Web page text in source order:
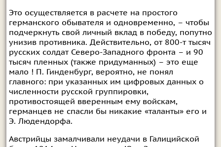
Это осуществляется в расчете на простого
германского обывателя и одновременно, – чтобы
подчеркнуть свой личный вклад в победу, попутно
унизив противника. Действительно, от 800-т тысяч
русских солдат Северо-Западного фронта – и 90
тысяч пленных (также придуманных) – это еще
мало ! П. Гинденбург, вероятно, не понял
главного: при указанных им цифровых данных о
численности русской группировки,
противостоящей вверенным ему войскам,
германцев не спасли бы никакие «таланты» его и
Э. Людендорфа.
Австрийцы замалчивали неудачи в Галицийской